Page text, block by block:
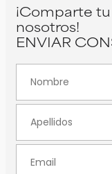
¡Comparte
nosotros!
ENVIAR